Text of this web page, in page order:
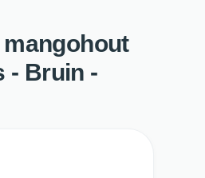
mangohout
- Bruin -